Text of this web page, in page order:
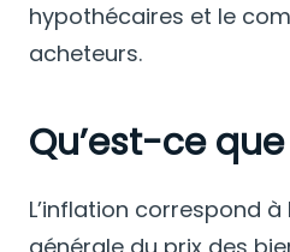
hypothécaires et le
acheteurs.
Qu’est-ce
L’inflation correspond